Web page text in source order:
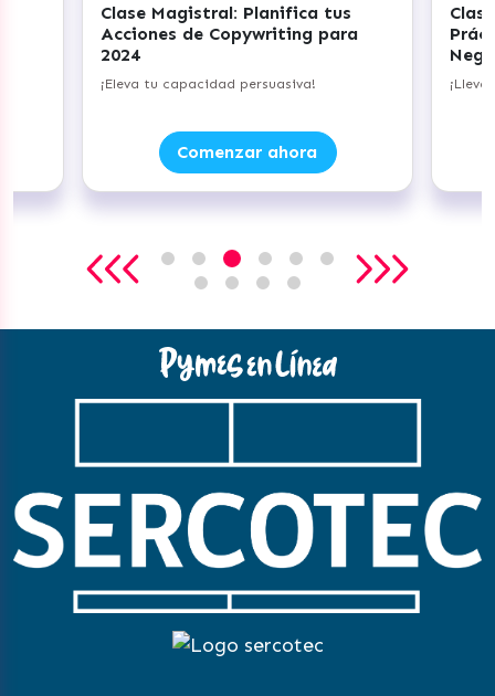
Clase Magistral: Planifica tus
Acciones de Copywriting para
2024
¡Eleva tu capacidad persuasiva!
Comenzar ahora